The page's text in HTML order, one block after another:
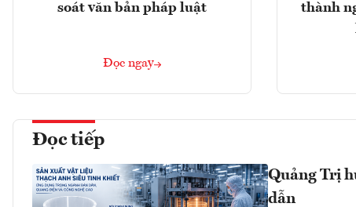
soát văn bản pháp luật
Đọc ngay
thành
Đọc tiếp
Quảng Trị
dẫn